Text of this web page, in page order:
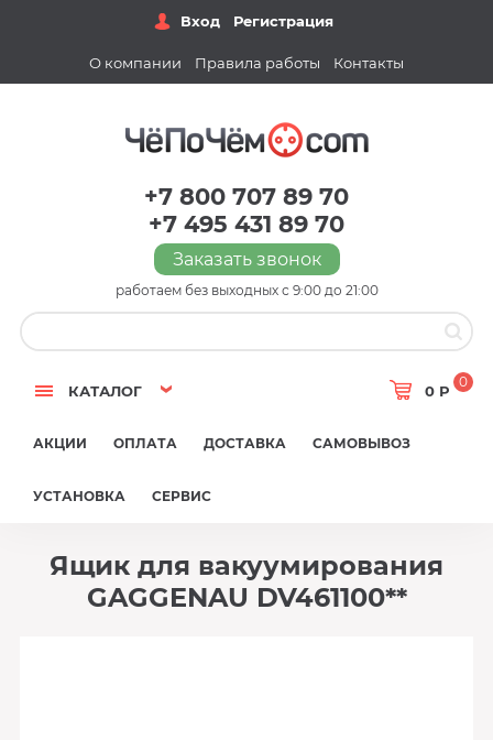
Вход Регистрация
О компании Правила работы Контакты
+7 800 707 89 70
+7 495 431 89 70
Заказать звонок
работаем без выходных с 9:00 до 21:00
КАТАЛОГ 0 Р
0
АКЦИИ ОПЛАТА ДОСТАВКА САМОВЫВОЗ
УСТАНОВКА СЕРВИС
Ящик для вакуумирования
GAGGENAU DV461100**